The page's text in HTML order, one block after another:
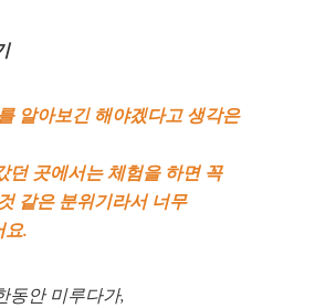
알아보긴 해야겠다고 생각은
던 곳에서는 체험을 하면 꼭
같은 분위기라서 너무
요.
동안 미루다가,